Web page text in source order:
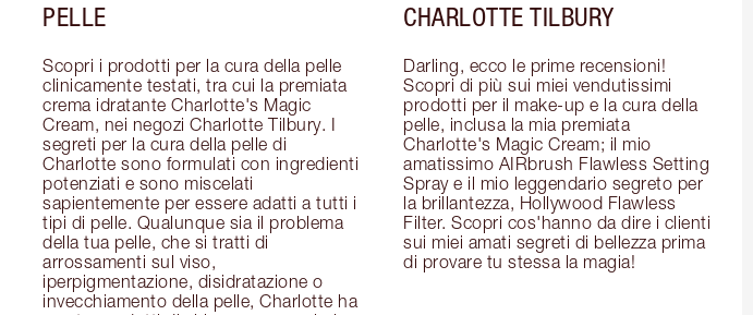
PELLE
Scopri i prodotti per la cura della pelle
clinicamente testati, tra cui la premiata
crema idratante Charlotte's Magic
Cream, nei negozi Charlotte Tilbury. I
segreti per la cura della pelle di
Charlotte sono formulati con ingredienti
potenziati e sono miscelati
sapientemente per essere adatti a tutti i
tipi di pelle. Qualunque sia il problema
della tua pelle, che si tratti di
arrossamenti sul viso,
iperpigmentazione, disidratazione o
invecchiamento della pelle, Charlotte ha
CHARLOTTE TILBURY
Darling, ecco le prime recensioni!
Scopri di più sui miei vendutissimi
prodotti per il make-up e la cura della
pelle, inclusa la mia premiata
Charlotte's Magic Cream; il mio
amatissimo AIRbrush Flawless Setting
Spray e il mio leggendario segreto per
la brillantezza, Hollywood Flawless
Filter. Scopri cos'hanno da dire i clienti
sui miei amati segreti di bellezza prima
di provare tu stessa la magia!